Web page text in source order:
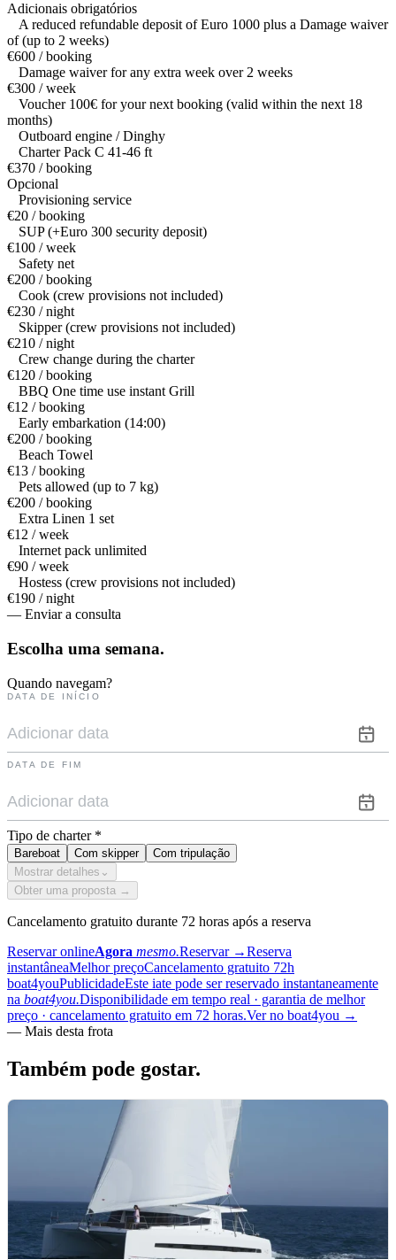
Adicionais obrigatórios
A reduced refundable deposit of Euro 1000 plus a Damage waiver
of (up to 2 weeks)
€600 / booking
Damage waiver for any extra week over 2 weeks
€300 / week
Voucher 100€ for your next booking (valid within the next 18
months)
Outboard engine / Dinghy
Charter Pack C 41-46 ft
€370 / booking
Opcional
Provisioning service
€20 / booking
SUP (+Euro 300 security deposit)
€100 / week
Safety net
€200 / booking
Cook (crew provisions not included)
€230 / night
Skipper (crew provisions not included)
€210 / night
Crew change during the charter
€120 / booking
BBQ One time use instant Grill
€12 / booking
Early embarkation (14:00)
€200 / booking
Beach Towel
€13 / booking
Pets allowed (up to 7 kg)
€200 / booking
Extra Linen 1 set
€12 / week
Internet pack unlimited
€90 / week
Hostess (crew provisions not included)
€190 / night
— Enviar a consulta
Escolha uma semana.
Quando navegam?
DATA DE INÍCIO
DATA DE FIM
Tipo de charter *
Bareboat Com skipper
Com tripulação
Mostrar detalhes ⌄
Obter uma proposta →
Cancelamento gratuito durante 72 horas após a reserva
Reservar onlineAgora mesmo.Reservar →Reserva
instantâneaMelhor preçoCancelamento gratuito 72h
boat4youPublicidadeEste iate pode ser reservado instantaneamente
na boat4you.Disponibilidade em tempo real · garantia de melhor
preço · cancelamento gratuito em 72 horas.Ver no boat4you →
— Mais desta frota
Também pode gostar.